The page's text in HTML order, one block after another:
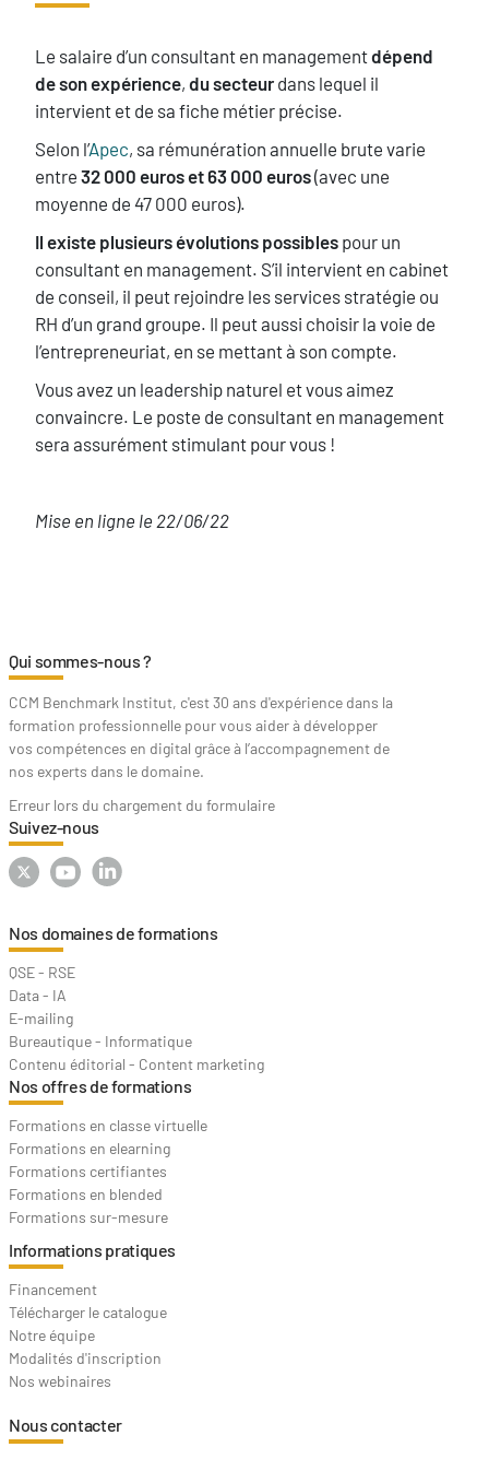
Texte
Le salaire d’un consultant en managementdépend
de son expérience, du secteur dans lequel il
intervient et de sa fiche métier précise.
Selon l’Apec, sa rémunération annuelle brute varie
entre 32 000 euros et 63 000 euros(avec une
moyenne de 47 000 euros).
Il existe plusieurs évolutions possibles pour un
consultant en management. S’il intervient en cabinet
de conseil, il peut rejoindre les services stratégie ou
RH d’un grand groupe. Il peut aussi choisir la voie de
l’entrepreneuriat, en se mettant à son compte.
Vous avez un leadership naturel et vous aimez
convaincre. Le poste de consultant en management
sera assurément stimulant pour vous !
Mise en ligne le 22/06/22
Qui sommes-nous ?
CCM Benchmark Institut, c'est 30 ans d'expérience dans la
formation professionnelle pour vous aider à développer
vos compétences en digital grâce à l’accompagnement de
nos experts dans le domaine.
Erreur lors du chargement du formulaire
Suivez-nous
Nos domaines de formations
QSE - RSE
Data - IA
E-mailing
Bureautique - Informatique
Contenu éditorial - Content marketing
Nos offres de formations
Formations en classe virtuelle
Formations en elearning
Formations certifiantes
Formations en blended
Formations sur-mesure
Informations pratiques
Financement
Télécharger le catalogue
Notre équipe
Modalités d'inscription
Nos webinaires
Nous contacter